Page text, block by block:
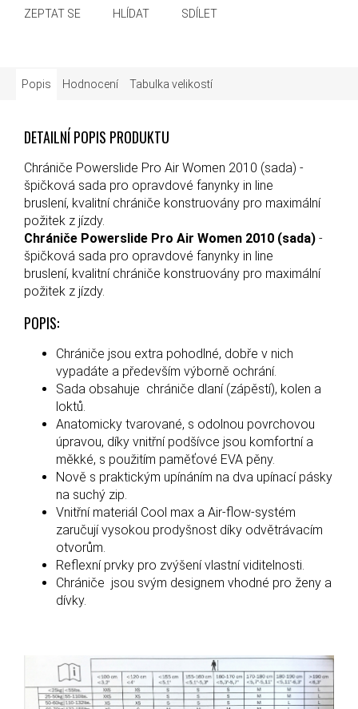
ZEPTAT SE HLÍDAT SDÍLET
Popis Hodnocení Tabulka velikostí
DETAILNÍ POPIS PRODUKTU
Chrániče Powerslide Pro Air Women 2010 (sada) -
špičková sada pro opravdové fanynky in line
bruslení, kvalitní chrániče konstruovány pro maximální
požitek z jízdy.
Chrániče Powerslide Pro Air Women 2010 (sada) -
špičková sada pro opravdové fanynky in line
bruslení, kvalitní chrániče konstruovány pro maximální
požitek z jízdy.
POPIS:
Chrániče jsou extra pohodlné, dobře v nich
vypadáte a především výborně ochrání.
Sada obsahuje chrániče dlaní (zápěstí), kolen a
loktů.
Anatomicky tvarované, s odolnou povrchovou
úpravou, díky vnitřní podšívce jsou komfortní a
měkké, s použitím paměťové EVA pěny.
Nově s praktickým upínáním na dva upínací pásky
na suchý zip.
Vnitřní materiál Cool max a Air-flow-systém
zaručují vysokou prodyšnost díky odvětrávacím
otvorům.
Reflexní prvky pro zvýšení vlastní viditelnosti.
Chrániče jsou svým designem vhodné pro ženy a
dívky.